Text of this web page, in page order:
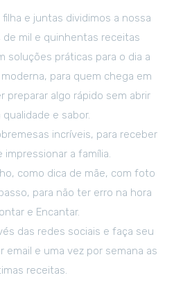
e juntas dividimos a nossa
de mil e quinhentas receitas
soluções práticas para o dia a
para quem chega em
preparar algo rápido sem abrir
qualidade e sabor.
incríveis, para receber
impressionar a família.
como dica de mãe, com foto
para não ter erro na hora
e Encantar.
das redes sociais e faça seu
email e uma vez por semana as
receitas.